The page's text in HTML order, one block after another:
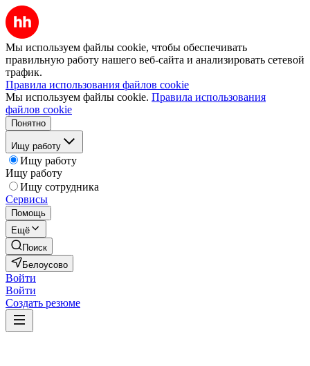
Мы используем файлы cookie, чтобы обеспечивать
правильную работу нашего веб-сайта и анализировать сетевой
трафик.
Правила использования файлов cookie
Мы используем файлы cookie. Правила использования
файлов cookie
Понятно
Ищу работу
Ищу работу
Ищу работу
Ищу сотрудника
Сервисы
Помощь
Ещё
Поиск
Белоусово
Войти
Войти
Создать резюме